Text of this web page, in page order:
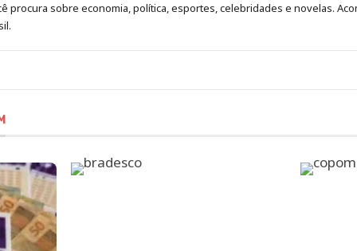
procura sobre economia, política, esportes, celebridades e novelas.